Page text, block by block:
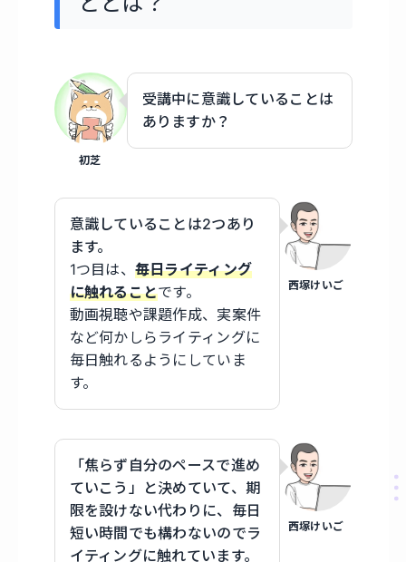
初芝
受講中に意識していることは
ありますか？
西塚けいご
意識していることは2つあり
ます。
1つ目は、 毎日ライティング
に触れることです。
動画視聴や課題作成、実案件
など何かしらライティングに
毎日触れるようにしていま
す。
西塚けいご
「焦らず自分のペースで進め
ていこう」と決めていて、期
限を設けない代わりに、毎日
短い時間でも構わないのでラ
イティングに触れています。